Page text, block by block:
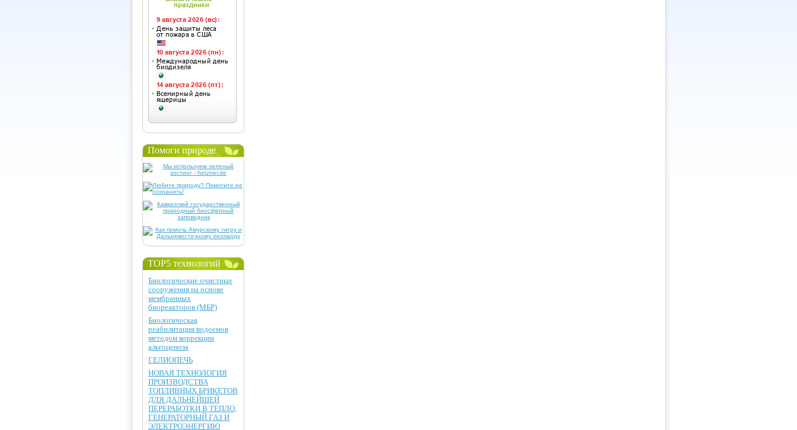
Помоги природе
TOP5 технологий
Биологические очистные
сооружения на основе
мембранных
биореакторов (МБР)
Биологическая
реабилитация водоемов
методом коррекции
альгоценоза
ГЕЛИОПЕЧЬ
НОВАЯ ТЕХНОЛОГИЯ
ПРОИЗВОДСТВА
ТОПЛИВНЫХ БРИКЕТОВ
ДЛЯ ДАЛЬНЕЙШЕЙ
ПЕРЕРАБОТКИ В ТЕПЛО,
ГЕНЕРАТОРНЫЙ ГАЗ И
ЭЛЕКТРОЭНЕРГИЮ